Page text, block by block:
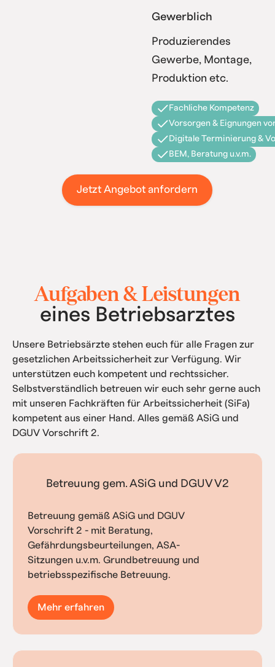
Gewerblich
Produzierendes
Gewerbe, Montage,
Produktion etc.
Fachliche Kompetenz
Vorsorgen & Eignungen
Digitale Terminierung &
BEM, Beratung u.v.m.
Jetzt Angebot anfordern
Aufgaben & Leistungen
eines Betriebsarztes
Unsere Betriebsärzte stehen euch für alle Fragen zur
gesetzlichen Arbeitssicherheit zur Verfügung. Wir
unterstützen euch kompetent und rechtssicher.
Selbstverständlich betreuen wir euch sehr gerne auch
mit unseren Fachkräften für Arbeitssicherheit (SiFa)
kompetent aus einer Hand. Alles gemäß ASiG und
DGUV Vorschrift 2.
Betreuung gem. ASiG und DGUV V2
Betreuung gemäß ASiG und DGUV
Vorschrift 2 - mit Beratung,
Gefährdungsbeurteilungen, ASA-
Sitzungen u.v.m. Grundbetreuung und
betriebsspezifische Betreuung.
Mehr erfahren